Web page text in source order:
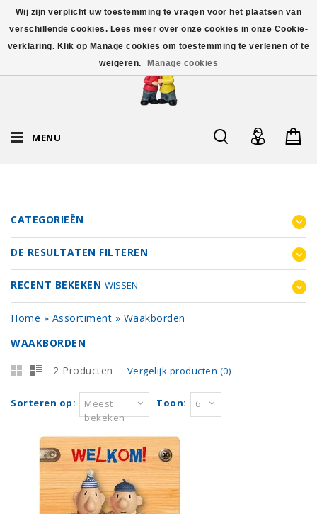
MENU
CATEGORIEËN
DE RESULTATEN FILTEREN
RECENT BEKEKEN WISSEN
Home » Assortiment » Waakborden
WAAKBORDEN
2 Producten Vergelijk producten (0)
Sorteren op:
Meest
bekeken
Toon: 6
Wij zijn verplicht uw toestemming te vragen voor het plaatsen van
verschillende cookies. Lees meer over onze cookies in onze Cookie-
verklaring. Klik op Manage cookies om toestemming te verlenen of te
weigeren.
Manage cookies